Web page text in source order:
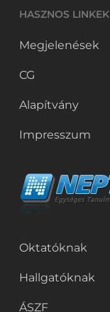
HASZNOS LINKEK
Megjelenések
CG
Alapítvány
Impresszum
Oktatóknak
Hallgatóknak
ÁSZF